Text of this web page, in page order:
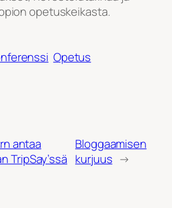
opetuskeikasta.
Opetus
antaa
TripSay’ssä
Bloggaamisen
kurjuus →